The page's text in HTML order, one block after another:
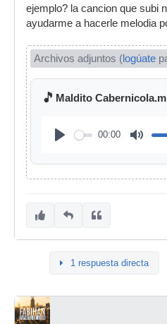
ejemplo? la cancion que subi
ayudarme a hacerle melodia
Archivos adjuntos (logúate
🎵 Maldito
00:00
1 respuesta directa